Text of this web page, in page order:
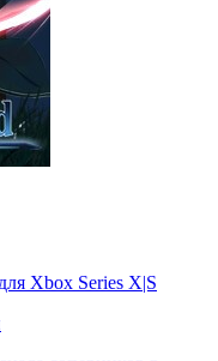
Xbox Series X|S